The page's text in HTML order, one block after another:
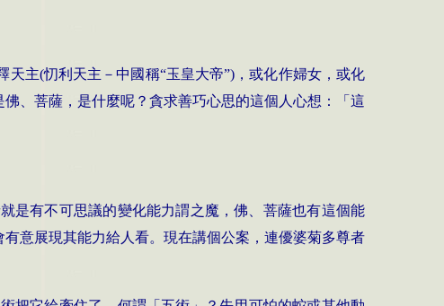
天主(忉利天主－中國稱“玉皇大帝”) ，或化作婦女，或化
、菩薩，是什麼呢？貪求善巧心思的這個人心想：「這
是有不可思議的變化能力謂之魔，佛、菩薩也有這個能
意展現其能力給人看。現在講個公案，連優婆菊多尊者